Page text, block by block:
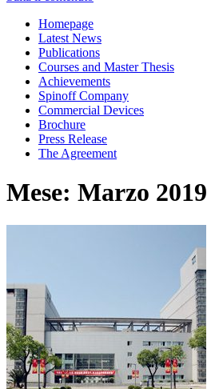
Homepage
Latest News
Publications
Courses and Master Thesis
Achievements
Spinoff Company
Commercial Devices
Brochure
Press Release
The Agreement
Mese: Marzo 2019